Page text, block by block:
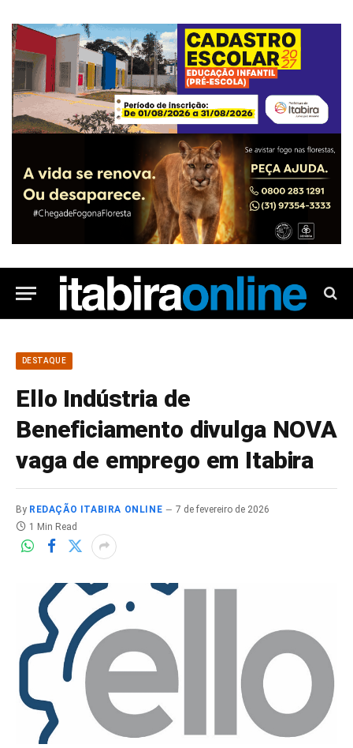
DESTAQUE
Ello Indústria de
Beneficiamento divulga NOVA
vaga de emprego em Itabira
By REDAÇÃO ITABIRA ONLINE
7 de fevereiro de 2026
1 Min Read